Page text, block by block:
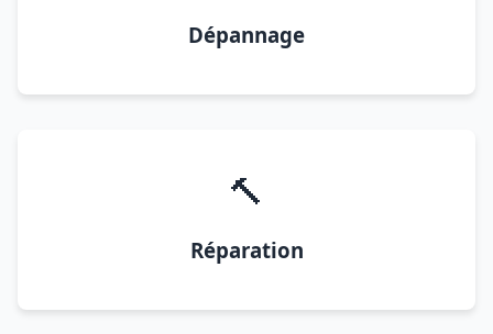
Dépannage
🔨
Réparation